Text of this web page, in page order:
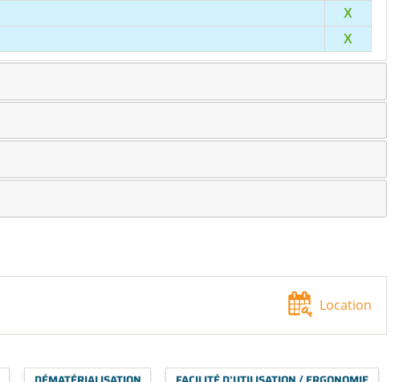
X
X
Location